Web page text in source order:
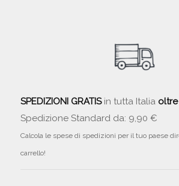
SPEDIZIONI GRATISin tutta Italia oltre
Spedizione Standard da: 9,90 €
Calcola le spese di spedizioni per il tuo paese
carrello!